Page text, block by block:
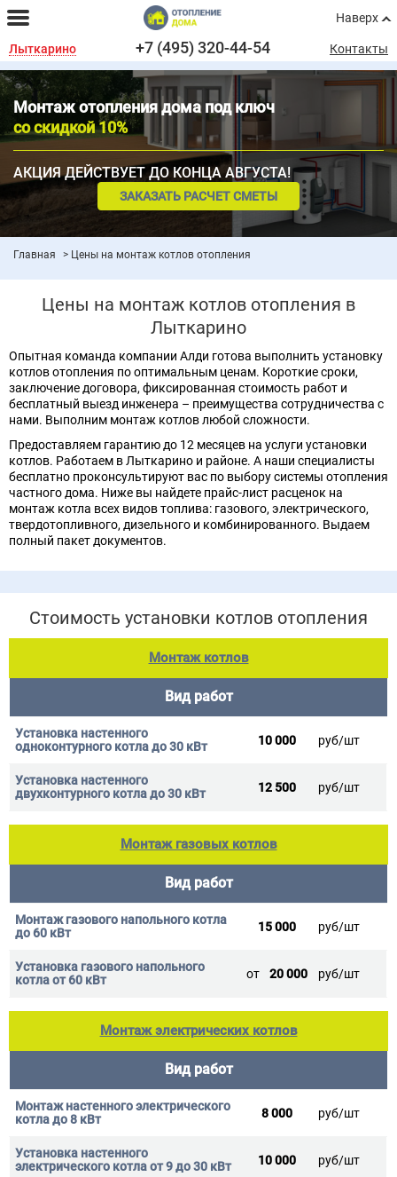
Наверх
Лыткарино +7 (495) 320-44-54 Контакты
Монтаж отопления дома под ключ
со скидкой 10%
АКЦИЯ ДЕЙСТВУЕТ ДО КОНЦА АВГУСТА!
ЗАКАЗАТЬ РАСЧЕТ СМЕТЫ
Главная Цены на монтаж котлов отопления
Цены на монтаж котлов отопления в
Лыткарино
Опытная команда компании Алди готова выполнить установку
котлов отопления по оптимальным ценам. Короткие сроки,
заключение договора, фиксированная стоимость работ и
бесплатный выезд инженера – преимущества сотрудничества с
нами. Выполним монтаж котлов любой сложности.
Предоставляем гарантию до 12 месяцев на услуги установки
котлов. Работаем в Лыткарино и районе. А наши специалисты
бесплатно проконсультируют вас по выбору системы отопления
частного дома. Ниже вы найдете прайс-лист расценок на
монтаж котла всех видов топлива: газового, электрического,
твердотопливного, дизельного и комбинированного. Выдаем
полный пакет документов.
Стоимость установки котлов отопления
Монтаж котлов
Вид работ
10 000 руб/шт
12 500 руб/шт
Монтаж газовых котлов
Вид работ
15 000 руб/шт
от 20 000 руб/шт
Монтаж электрических котлов
Вид работ
8 000 руб/шт
10 000 руб/шт